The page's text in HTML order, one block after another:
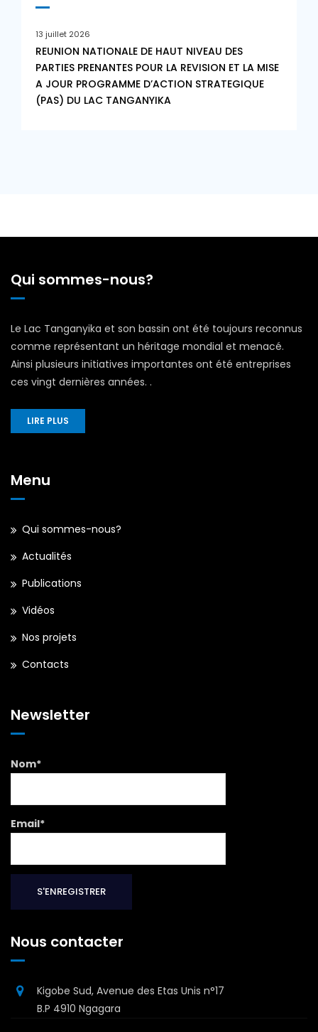
13 juillet 2026
REUNION NATIONALE DE HAUT NIVEAU DES
PARTIES PRENANTES POUR LA REVISION ET LA MISE
A JOUR PROGRAMME D’ACTION STRATEGIQUE
(PAS) DU LAC TANGANYIKA
Qui sommes-nous?
Le Lac Tanganyika et son bassin ont été toujours reconnus
comme représentant un héritage mondial et menacé.
Ainsi plusieurs initiatives importantes ont été entreprises
ces vingt dernières années. .
LIRE PLUS
Menu
Qui sommes-nous?
Actualités
Publications
Vidéos
Nos projets
Contacts
Newsletter
Nom*
Email*
Nous contacter
Kigobe Sud, Avenue des Etas Unis n°17
B.P 4910 Ngagara